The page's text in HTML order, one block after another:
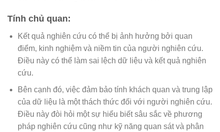
Tính chủ quan:
Kết quả nghiên cứu có thể bị ảnh hưởng bởi quan
điểm, kinh nghiệm và niềm tin của người nghiên cứu.
Điều này có thể làm sai lệch dữ liệu và kết quả nghiên
cứu.
Bên cạnh đó, việc đảm bảo tính khách quan và trung lập
của dữ liệu là một thách thức đối với người nghiên cứu.
Điều này đòi hỏi một sự hiểu biết sâu sắc về phương
pháp nghiên cứu cũng như kỹ năng quan sát và phân